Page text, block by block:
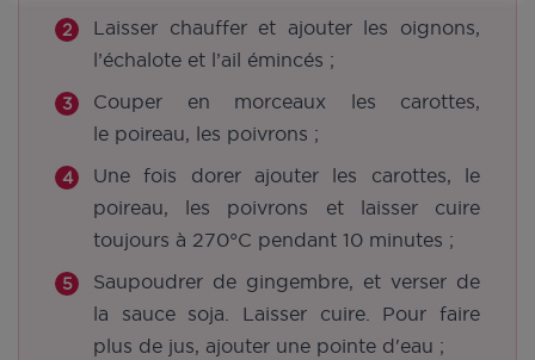
Laisser chauffer et ajouter les oignons,
l’échalote et l’ail émincés ;
Couper en morceaux les carottes,
le poireau, les poivrons ;
Une fois dorer ajouter les carottes, le
poireau, les poivrons et laisser cuire
toujours à 270°C pendant 10 minutes ;
Saupoudrer de gingembre, et verser de
la sauce soja. Laisser cuire. Pour faire
plus de jus, ajouter une pointe d'eau ;